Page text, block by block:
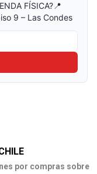
FÍSICA?📍
9 – Las Condes
por compras sobre